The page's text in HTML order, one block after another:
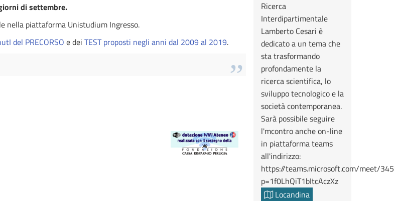
di settembre.
nella piattaforma Unistudium Ingresso.
del PRECORSO e dei TEST proposti negli anni dal 2009 al 2019.
Ricerca
Interdipartimentale
Lamberto Cesari è
dedicato a un tema che
sta trasformando
profondamente la
ricerca scientifica, lo
sviluppo tecnologico e la
società contemporanea.
Sarà possibile seguire
l'mcontro anche on-line
in piattaforma teams
all'indirizzo:
https://teams.microsoft.com/meet/
p=1f0LhQiT1bItcAczXz
Locandina